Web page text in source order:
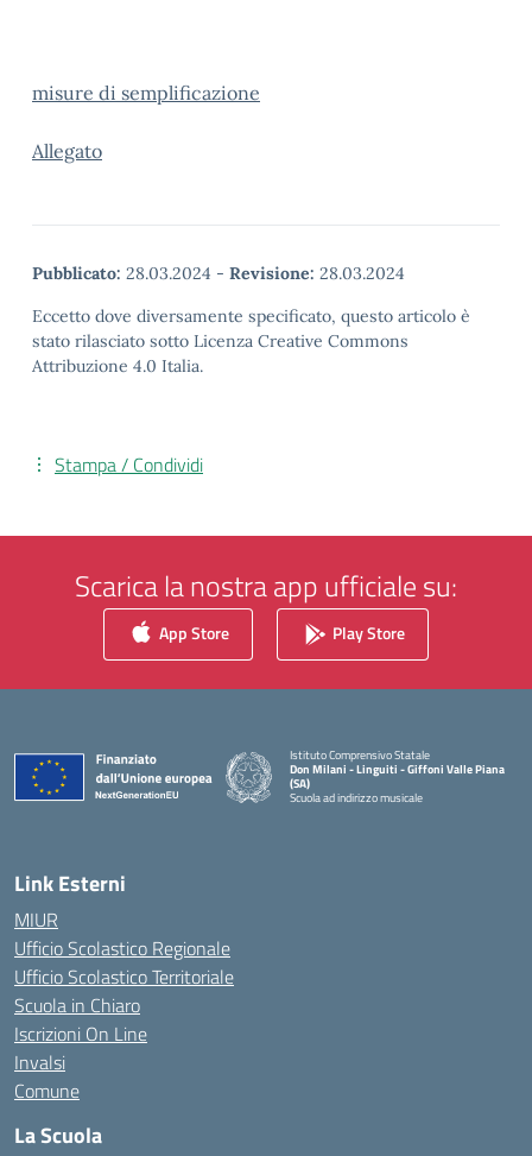
misure di semplificazione
Allegato
Pubblicato: 28.03.2024 - Revisione: 28.03.2024
Eccetto dove diversamente specificato, questo articolo è
stato rilasciato sotto Licenza Creative Commons
Attribuzione 4.0 Italia.
Stampa / Condividi
Scarica la nostra app ufficiale su:
App Store Play Store
Istituto Comprensivo Statale
Don Milani - Linguiti - Giffoni Valle Piana
(SA)
Scuola ad indirizzo musicale
Link Esterni
MIUR
Ufficio Scolastico Regionale
Ufficio Scolastico Territoriale
Scuola in Chiaro
Iscrizioni On Line
Invalsi
Comune
La Scuola